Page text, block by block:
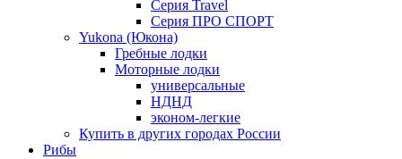
Серия Travel
Серия ПРО СПОРТ
Yukona (Юкона)
Гребные лодки
Моторные лодки
универсальные
НДНД
эконом-легкие
Купить в других городах России
Рибы